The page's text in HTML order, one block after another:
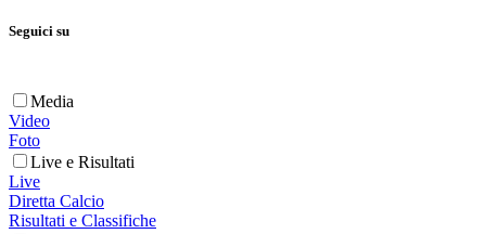
Seguici su
Media
Video
Foto
Live e Risultati
Live
Diretta Calcio
Risultati e Classifiche